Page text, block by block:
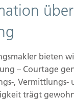
bieten
– Courtage
, Vermittlungs-
trägt